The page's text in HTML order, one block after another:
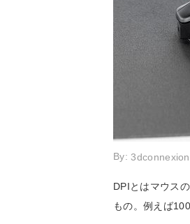
By:
DPIとはマウス
もの。例えば